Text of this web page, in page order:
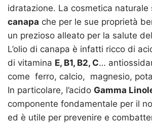
idratazione. La cosmetica naturale
canapa che per le sue proprietà
un prezioso alleato per la salute
L’olio di canapa è infatti ricco di
di vitamina E, B1, B2, C…
come ferro, calcio, magnesio,
In particolare, l’acido Gamma
componente fondamentale per il
ed è utile per prevenire e